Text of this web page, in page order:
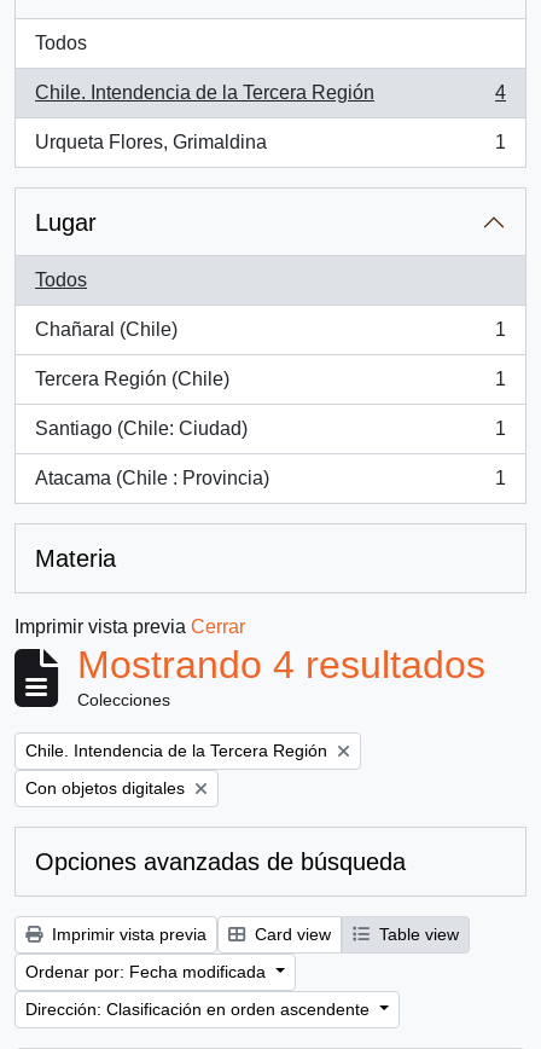
Todos
Chile. Intendencia de la Tercera Región
, 4 resultados
4
Urqueta Flores, Grimaldina
, 1 resultados
1
Lugar
Todos
Chañaral (Chile)
, 1 resultados
1
Tercera Región (Chile)
, 1 resultados
1
Santiago (Chile: Ciudad)
, 1 resultados
1
Atacama (Chile : Provincia)
, 1 resultados
1
Materia
Imprimir vista previa Cerrar
Mostrando 4 resultados
Colecciones
Remove filter:
Chile. Intendencia de la Tercera Región
Remove filter:
Con objetos digitales
Opciones avanzadas de búsqueda
Imprimir vista previa Card view
Table view
Ordenar por: Fecha modificada
Dirección: Clasificación en orden ascendente